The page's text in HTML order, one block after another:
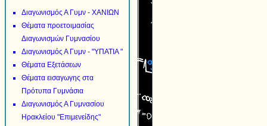
Διαγωνισμός Α Γυμν - ΧΑΝΙΩΝ
Θέματα προετοιμασίας
Διαγωνισμών Γυμνασίου
Διαγωνισμός Α Γυμν - "ΥΠΑΤΙΑ "
Θέματα Εξετάσεων
Θέματα εισαγωγης στα
Πρότυπα Γυμνάσια
Διαγωνισμός Α Γυμνασίου
Ηρακλείου "Επιμενείδης"